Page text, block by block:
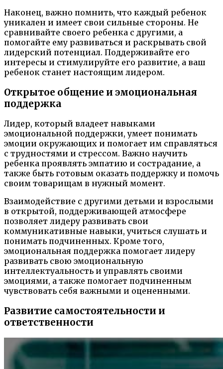
Наконец, важно помнить, что каждый ребенок
уникален и имеет свои сильные стороны. Не
сравнивайте своего ребенка с другими, а
помогайте ему развиваться и раскрывать свой
лидерский потенциал. Поддерживайте его
интересы и стимулируйте его развитие, а ваш
ребенок станет настоящим лидером.
Открытое общение и эмоциональная
поддержка
Лидер, который владеет навыками
эмоциональной поддержки, умеет понимать
эмоции окружающих и помогает им справляться
с трудностями и стрессом. Важно научить
ребенка проявлять эмпатию и сострадание, а
также быть готовым оказать поддержку и помочь
своим товарищам в нужный момент.
Взаимодействие с другими детьми и взрослыми
в открытой, поддерживающей атмосфере
позволяет лидеру развивать свои
коммуникативные навыки, учиться слушать и
понимать подчиненных. Кроме того,
эмоциональная поддержка помогает лидеру
развивать свою эмоциональную
интеллектуальность и управлять своими
эмоциями, а также помогает подчиненным
чувствовать себя важными и оцененными.
Развитие самостоятельности и
ответственности